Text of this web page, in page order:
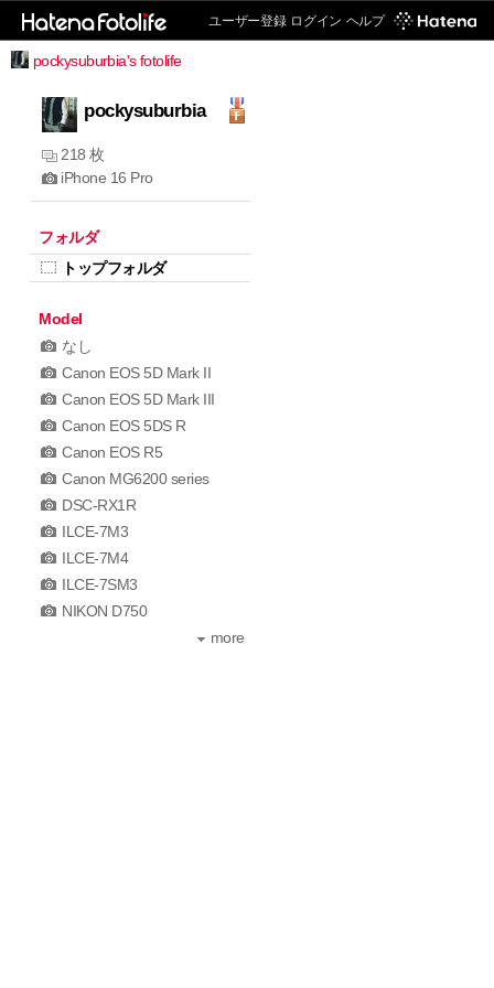
ユーザー登録 ログイン ヘルプ
pockysuburbia's fotolife
pockysuburbia
218 枚
iPhone 16 Pro
フォルダ
トップフォルダ
Model
なし
Canon EOS 5D Mark II
Canon EOS 5D Mark III
Canon EOS 5DS R
Canon EOS R5
Canon MG6200 series
DSC-RX1R
ILCE-7M3
ILCE-7M4
ILCE-7SM3
NIKON D750
more